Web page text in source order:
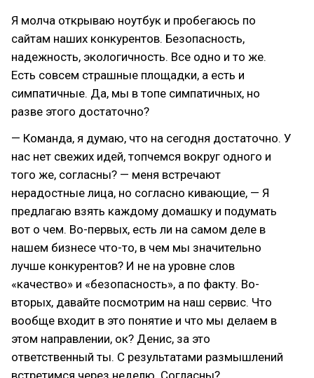
Я молча открываю ноутбук и пробегаюсь по
сайтам наших конкурентов. Безопасность,
надежность, экологичность. Все одно и то же.
Есть совсем страшные площадки, а есть и
симпатичные. Да, мы в топе симпатичных, но
разве этого достаточно?
— Команда, я думаю, что на сегодня достаточно. У
нас нет свежих идей, топчемся вокруг одного и
того же, согласны? — меня встречают
нерадостные лица, но согласно кивающие, — Я
предлагаю взять каждому домашку и подумать
вот о чем. Во-первых, есть ли на самом деле в
нашем бизнесе что-то, в чем мы значительно
лучше конкурентов? И не на уровне слов
«качество» и «безопасность», а по факту. Во-
вторых, давайте посмотрим на наш сервис. Что
вообще входит в это понятие и что мы делаем в
этом направлении, ок? Денис, за это
ответственный ты. С результатами размышлений
встретимся через неделю. Согласны?